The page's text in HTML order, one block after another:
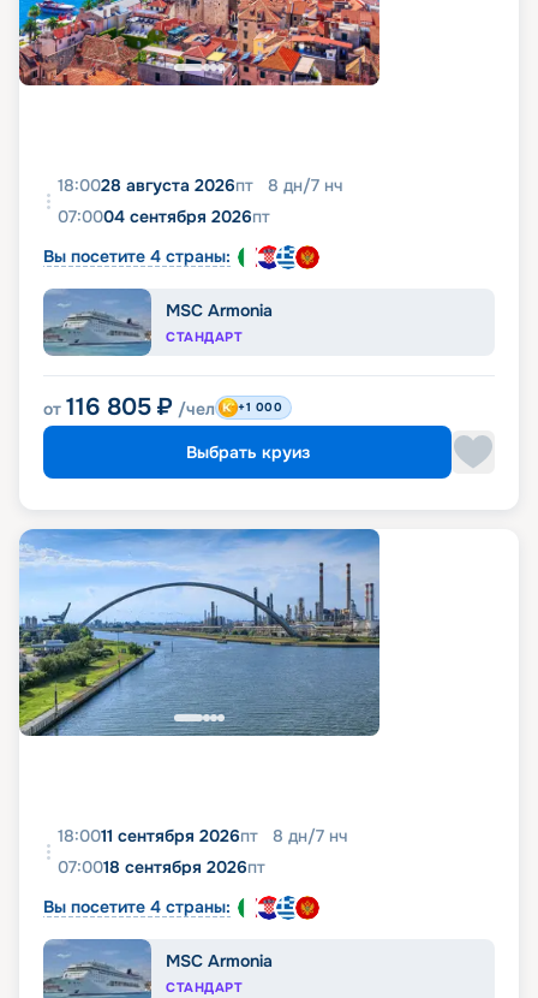
18:0028 августа 2026пт 8 дн/7 нч
07:0004 сентября 2026пт
Вы посетите 4 страны:
MSC Armonia
СТАНДАРТ
от 116 805 ₽ /чел +1 000
Выбрать круиз
18:0011 сентября 2026пт 8 дн/7 нч
07:0018 сентября 2026пт
Вы посетите 4 страны:
MSC Armonia
СТАНДАРТ